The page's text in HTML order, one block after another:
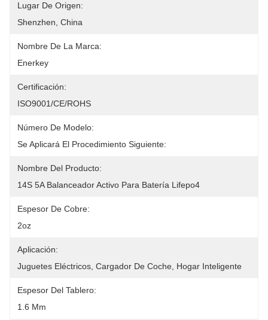
Lugar De Origen:
Shenzhen, China
Nombre De La Marca:
Enerkey
Certificación:
ISO9001/CE/ROHS
Número De Modelo:
Se Aplicará El Procedimiento Siguiente:
Nombre Del Producto:
14S 5A Balanceador Activo Para Batería Lifepo4
Espesor De Cobre:
2oz
Aplicación:
Juguetes Eléctricos, Cargador De Coche, Hogar Inteligente
Espesor Del Tablero:
1.6 Mm